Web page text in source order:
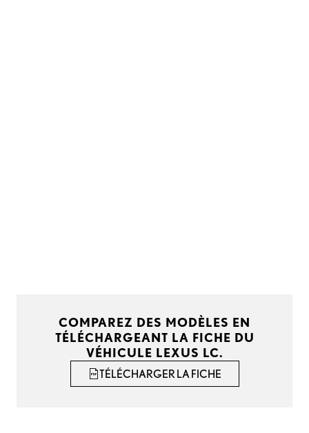
COMPAREZ DES MODÈLES EN
TÉLÉCHARGEANT LA FICHE DU
VÉHICULE LEXUS LC.
TÉLÉCHARGER LA FICHE